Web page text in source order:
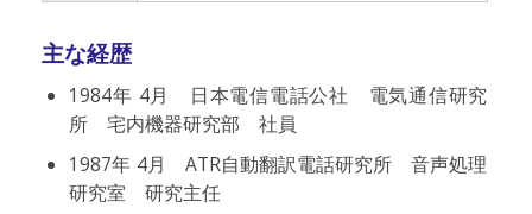
主な経歴
1984年 4月 日本電信電話公社 電気通信研究
所 宅内機器研究部 社員
1987年 4月 ATR自動翻訳電話研究所 音声処理
研究室 研究主任